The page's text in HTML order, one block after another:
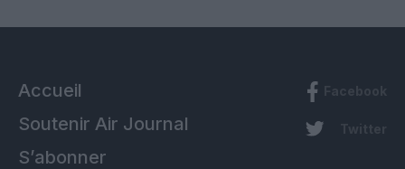
Accueil
Soutenir Air Journal
S’abonner